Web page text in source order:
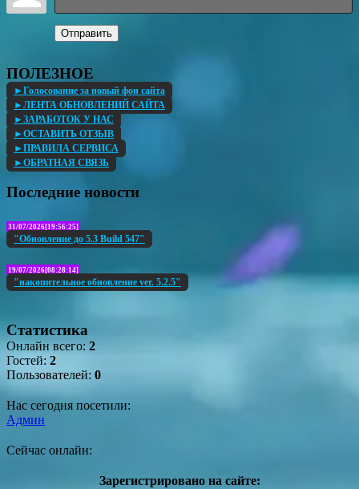
Отправить
ПОЛЕЗНОЕ
►Голосование за новый фон сайта
►ЛЕНТА ОБНОВЛЕНИЙ САЙТА
►ЗАРАБОТОК У НАС
►ОСТАВИТЬ ОТЗЫВ
►ПРАВИЛА СЕРВИСА
►ОБРАТНАЯ СВЯЗЬ
Последние новости
31/07/2026[19:56:25]
"Обновление до 5.3 Build 547"
19/07/2026[08:28:14]
"накопительное обновление ver. 5.2.5"
Статистика
Онлайн всего: 2
Гостей: 2
Пользователей: 0
Нас сегодня посетили:
Админ
Сейчас онлайн:
Зарегистрировано на сайте: